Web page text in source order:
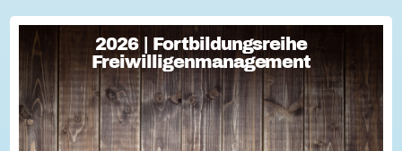
2026 | Fortbildungsreihe
Freiwilligenmanagement
2026 | Fortbildungsreihe
Freiwilligenmanagement
Freiwilligenmanagement Kompakt Strategisches
Freiwilligenmanagement und praktische Umsetzung Im Fokus
Teil 1 Für Engagement begeistern: Freiwillige gewinnen Im
Fokus Teil 2 Eine Frage der H...